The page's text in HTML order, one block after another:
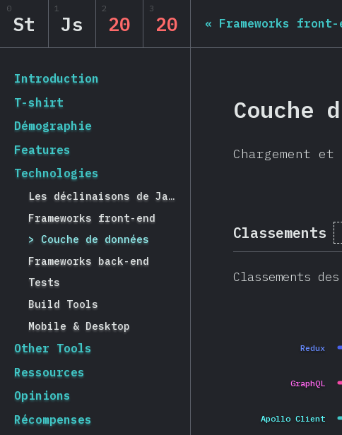
State of JS 2020
0
St
1
Js
2
20
3
20
[fr-FR] general.back_to_intro
Introduction
T-shirt
Démographie
Features
Technologies
Les déclinaisons de JavaScript
Frameworks front-end
Couche de données
Frameworks back-end
Tests
Build Tools
Mobile & Desktop
Other Tools
Ressources
Opinions
Récompenses
« Frameworks front-
Couche
Chargement
Classements
Classements
Redux
Apollo Client
GraphQL
Navigated to State of JS 2020